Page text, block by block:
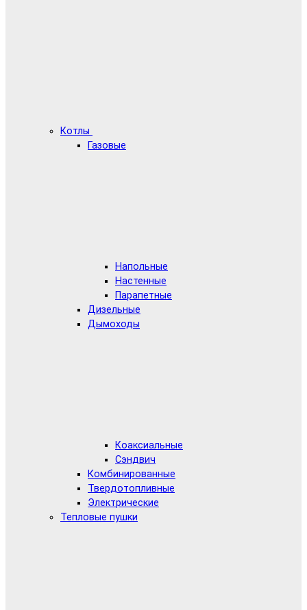
Котлы
Газовые
Напольные
Настенные
Парапетные
Дизельные
Дымоходы
Коаксиальные
Сэндвич
Комбинированные
Твердотопливные
Электрические
Тепловые пушки